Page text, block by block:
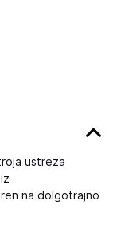
ustreza
na dolgotrajno